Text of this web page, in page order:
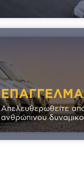
Απελευθερωθείτε
ανθρώπινου